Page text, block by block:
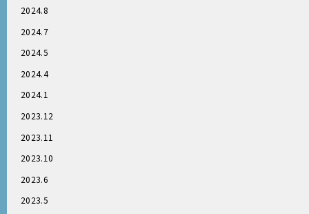
2024.8
2024.7
2024.5
2024.4
2024.1
2023.12
2023.11
2023.10
2023.6
2023.5